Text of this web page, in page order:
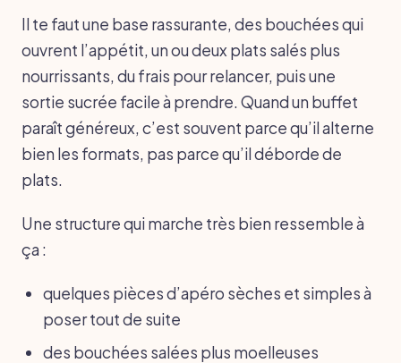
Il te faut une base rassurante, des bouchées qui
ouvrent l’appétit, un ou deux plats salés plus
nourrissants, du frais pour relancer, puis une
sortie sucrée facile à prendre. Quand un buffet
paraît généreux, c’est souvent parce qu’il alterne
bien les formats, pas parce qu’il déborde de
plats.
Une structure qui marche très bien ressemble à
ça :
quelques pièces d’apéro sèches et simples à
poser tout de suite
des bouchées salées plus moelleuses